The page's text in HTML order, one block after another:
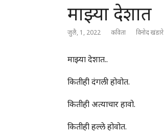
माझ्या देशात
जुलै, 1, 2022 कविता विनोद खंडारे
माझ्या देशात..
कितीही दंगली होवोत.
कितीही अत्याचार हावो.
कितीही हल्ले होवोत.